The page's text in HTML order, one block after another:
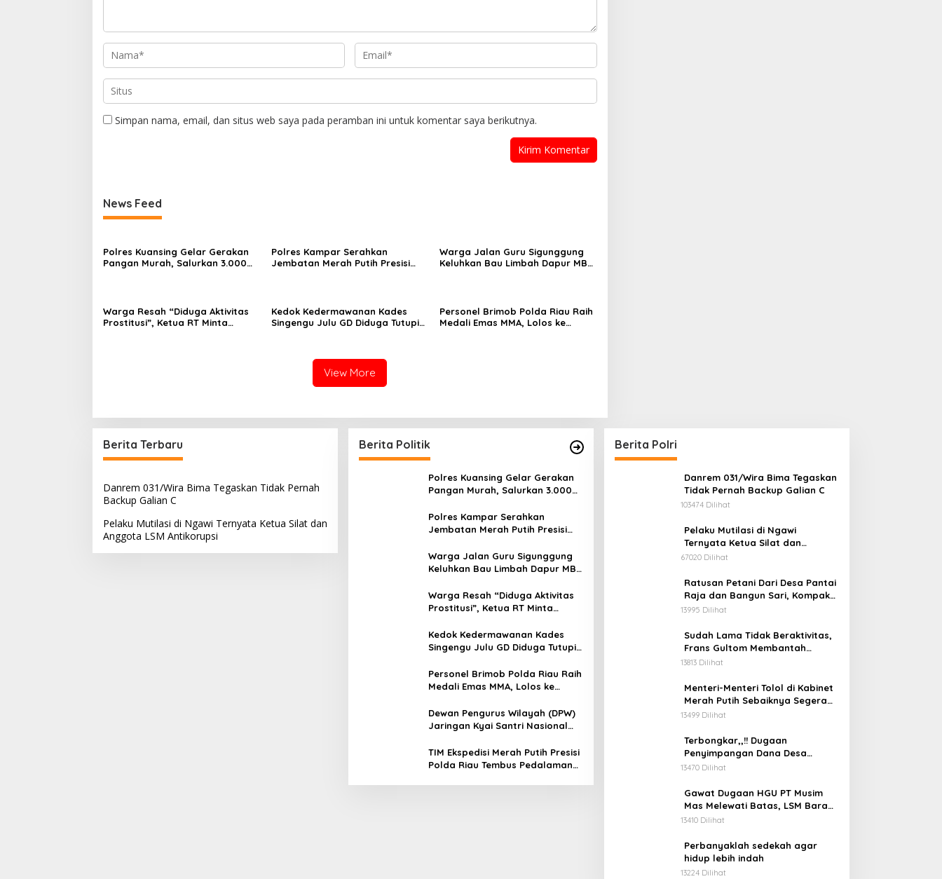
Simpan nama, email, dan situs web saya pada peramban ini untuk komentar saya berikutnya.
News Feed
Polres Kuansing Gelar Gerakan
Pangan Murah, Salurkan 3.000
Polres Kampar Serahkan
Jembatan Merah Putih Presisi
Warga Jalan Guru Sigunggung
Keluhkan Bau Limbah Dapur MBG
Warga Resah “Diduga Aktivitas
Prostitusi”, Ketua RT Minta
Kedok Kedermawanan Kades
Singengu Julu GD Diduga Tutupi
Personel Brimob Polda Riau Raih
Medali Emas MMA, Lolos ke
View More
Berita Terbaru
Danrem 031/Wira Bima Tegaskan Tidak Pernah
Backup Galian C
Pelaku Mutilasi di Ngawi Ternyata Ketua Silat dan
Anggota LSM Antikorupsi
Berita Politik
Polres Kuansing Gelar Gerakan
Pangan Murah, Salurkan 3.000
Masyarakat
Polres Kampar Serahkan
Jembatan Merah Putih Presisi
Jambu Kuok
Warga Jalan Guru Sigunggung
Keluhkan Bau Limbah Dapur MBG
Warga Resah “Diduga Aktivitas
Prostitusi”, Ketua RT Minta
Legalitas dan Aktivitas Z
Homestay di Jalan Tanjung
Kedok Kedermawanan Kades
Singengu Julu GD Diduga Tutupi
Personel Brimob Polda Riau Raih
Medali Emas MMA, Lolos ke
Dewan Pengurus Wilayah (DPW)
Jaringan Kyai Santri Nasional
kunjungan silaturahmi dan
audiensi ke Badan Kesatuan
Provinsi Riau
TIM Ekspedisi Merah Putih Presisi
Polda Riau Tembus Pedalaman
Berita Polri
Danrem 031/Wira Bima Tegaskan
Tidak Pernah Backup Galian C
103474 Dilihat
Pelaku Mutilasi di Ngawi
Ternyata Ketua Silat dan
Anggota LSM Antikorupsi
67020 Dilihat
Ratusan Petani Dari Desa Pantai
Raja dan Bangun Sari, Kompak
Usir dan Tahan Alat Berat Milik
13995 Dilihat
Sudah Lama Tidak Beraktivitas,
Frans Gultom Membantah
Memiliki Gudang Penimbunan
13813 Dilihat
Menteri-Menteri Tolol di Kabinet
Merah Putih Sebaiknya Segera
Diganti
13499 Dilihat
Terbongkar,,!! Dugaan
Penyimpangan Dana Desa
Perawang Barat Rp 801 Juta
Penggunaannya
13470 Dilihat
Gawat Dugaan HGU PT Musim
Mas Melewati Batas, LSM Bara
Api Akan Lapor ke APH dan
13410 Dilihat
Perbanyaklah sedekah agar
hidup lebih indah
13224 Dilihat